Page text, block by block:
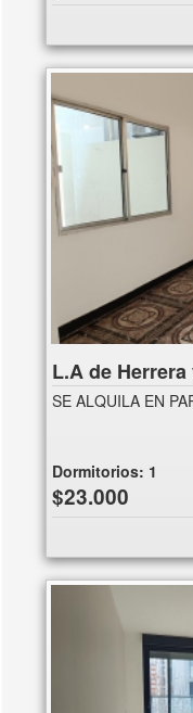
L.A de
SE ALQUILA EN
Dormitorios: 1
$23.000